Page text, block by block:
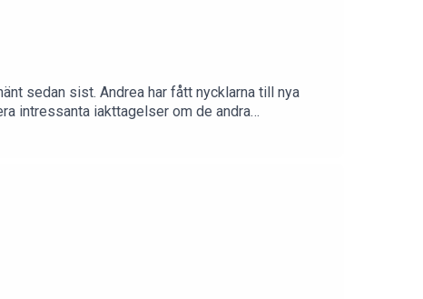
sedan sist. Andrea har fått nycklarna till nya
intressanta iakttagelser om de andra